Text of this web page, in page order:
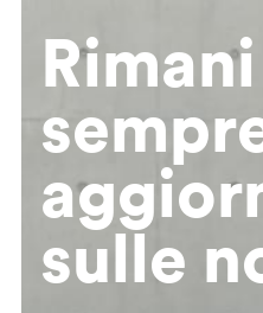
Rimani
sulle